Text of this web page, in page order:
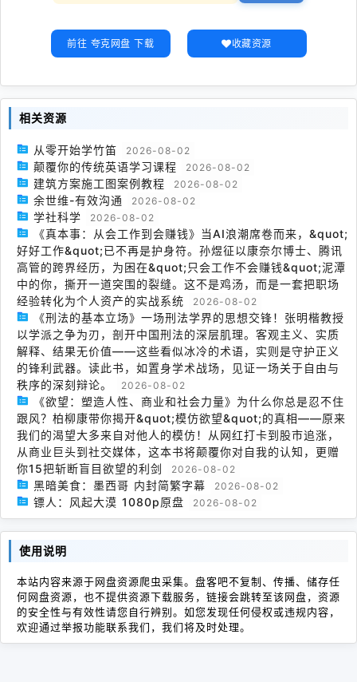
前往 夸克网盘 下载 收藏资源
相关资源
从零开始学竹笛 2026-08-02
颠覆你的传统英语学习课程 2026-08-02
建筑方案施工图案例教程 2026-08-02
余世维-有效沟通 2026-08-02
学社科学 2026-08-02
《真本事：从会工作到会赚钱》当AI浪潮席卷而来，&quot;
好好工作&quot;已不再是护身符。孙煜征以康奈尔博士、腾讯
高管的跨界经历，为困在&quot;只会工作不会赚钱&quot;泥潭
中的你，撕开一道突围的裂缝。这不是鸡汤，而是一套把职场
经验转化为个人资产的实战系统
2026-08-02
《刑法的基本立场》一场刑法学界的思想交锋！张明楷教授
以学派之争为刃，剖开中国刑法的深层肌理。客观主义、实质
解释、结果无价值——这些看似冰冷的术语，实则是守护正义
的锋利武器。读此书，如置身学术战场，见证一场关于自由与
秩序的深刻辩论。
2026-08-02
《欲望：塑造人性、商业和社会力量》为什么你总是忍不住
跟风？柏柳康带你揭开&quot;模仿欲望&quot;的真相——原来
我们的渴望大多来自对他人的模仿！从网红打卡到股市追涨，
从商业巨头到社交媒体，这本书将颠覆你对自我的认知，更赠
你15把斩断盲目欲望的利剑
2026-08-02
黑暗美食：墨西哥 内封简繁字幕 2026-08-02
镖人：风起大漠 1080p原盘 2026-08-02
使用说明
本站内容来源于网盘资源爬虫采集。盘客吧不复制、传播、储存任
何网盘资源，也不提供资源下载服务，链接会跳转至该网盘，资源
的安全性与有效性请您自行辨别。如您发现任何侵权或违规内容，
欢迎通过举报功能联系我们，我们将及时处理。